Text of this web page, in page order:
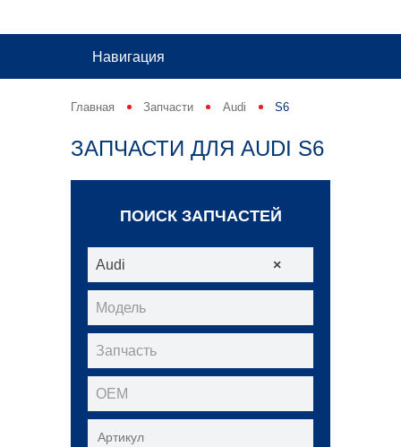
Навигация
Главная Запчасти Audi S6
ЗАПЧАСТИ ДЛЯ AUDI S6
ПОИСК ЗАПЧАСТЕЙ
×
Audi
Модель
Запчасть
ОЕМ